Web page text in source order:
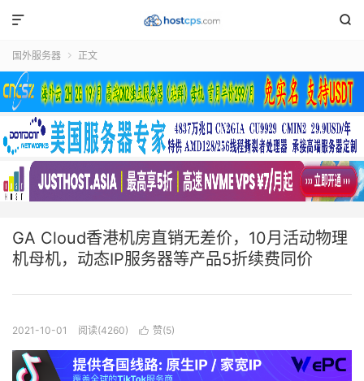


国外服务器  正文
GA Cloud香港机房直销无差价，10月活动物理
机母机，动态IP服务器等产品5折续费同价
2021-10-01 阅读(4260)  赞(5)